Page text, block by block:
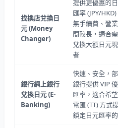
找換店兌換日
元(Money
Changer)
提供更優惠的
匯率 (JPY/HKD)
無手續費、營
間較長，適合
兌換大額日元
者
銀行網上銀行
兌換日元(E-
Banking)
快速、安全，
銀行提供 VIP
匯率，適合希
電匯 (TT) 方式
鎖定日元匯率